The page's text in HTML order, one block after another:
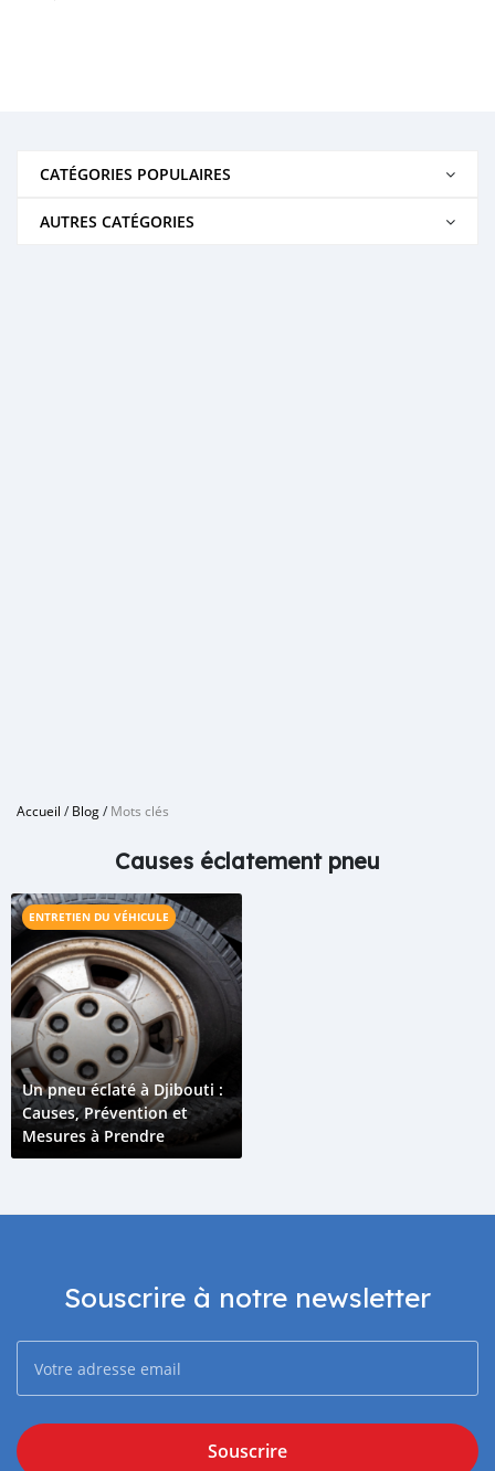
CATÉGORIES POPULAIRES
AUTRES CATÉGORIES
Accueil /Blog/Mots clés
Causes éclatement pneu
ENTRETIEN DU VÉHICULE
Un pneu éclaté à Djibouti :
Causes, Prévention et
Mesures à Prendre
Souscrire à notre newsletter
Souscrire